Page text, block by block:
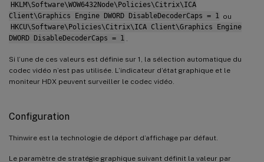
HKLM\Software\WOW6432Node\Policies\Citrix\ICA
Client\Graphics Engine DWORD DisableDecoderCaps = 1 ou
HKCU\Software\Policies\Citrix\ICA Client\Graphics Engine
DWORD DisableDecoderCaps = 1
Si l’une de ces valeurs est définie sur 1, la sélection automatique du
codec vidéo n’est pas utilisée. L’indicateur d’état graphique et le
moniteur HDX peuvent surveiller le codec vidéo.
Configuration
Thinwire est la technologie de déport d’affichage par défaut.
Le paramètre de stratégie graphique suivant définit la valeur par